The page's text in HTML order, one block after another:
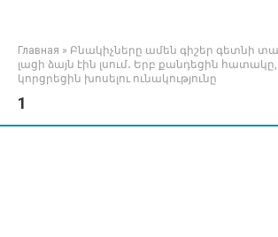
Главная » Բնակիչները ամեն գիշեր գետնի
լացի ձայն էին լսում․ Երբ քանդեցին
կորցրեցին խոսելու ունակությունը
1